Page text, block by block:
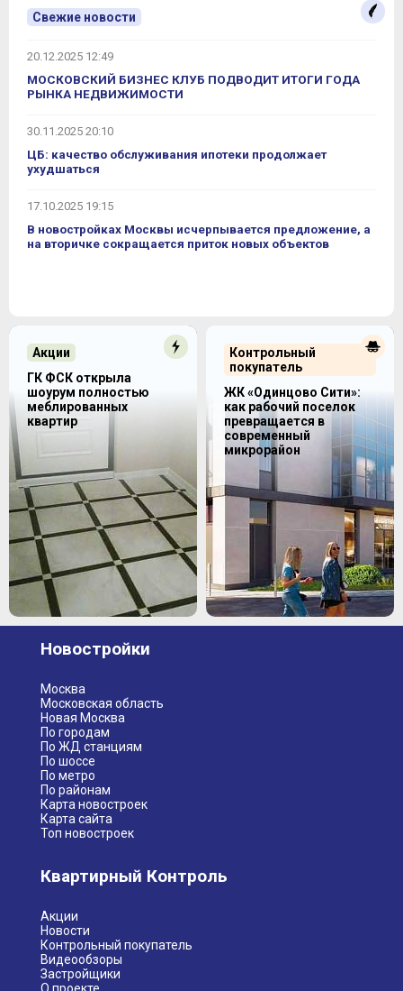
Свежие новости
20.12.2025 12:49
МОСКОВСКИЙ БИЗНЕС КЛУБ ПОДВОДИТ ИТОГИ ГОДА
РЫНКА НЕДВИЖИМОСТИ
30.11.2025 20:10
ЦБ: качество обслуживания ипотеки продолжает
ухудшаться
17.10.2025 19:15
В новостройках Москвы исчерпывается предложение, а
на вторичке сокращается приток новых объектов
Контрольный
покупатель
ЖК «Одинцово Сити»:
как рабочий поселок
превращается в
современный
микрорайон
Акции
ГК ФСК открыла
шоурум полностью
меблированных
квартир
Новостройки
Москва
Московская область
Новая Москва
По городам
По ЖД станциям
По шоссе
По метро
По районам
Карта новостроек
Карта сайта
Топ новостроек
Квартирный Контроль
Акции
Новости
Контрольный покупатель
Видеообзоры
Застройщики